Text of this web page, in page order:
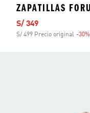
ZAPATILLAS
Precio de venta
S/ 349
S/ 499 Precio original -30%